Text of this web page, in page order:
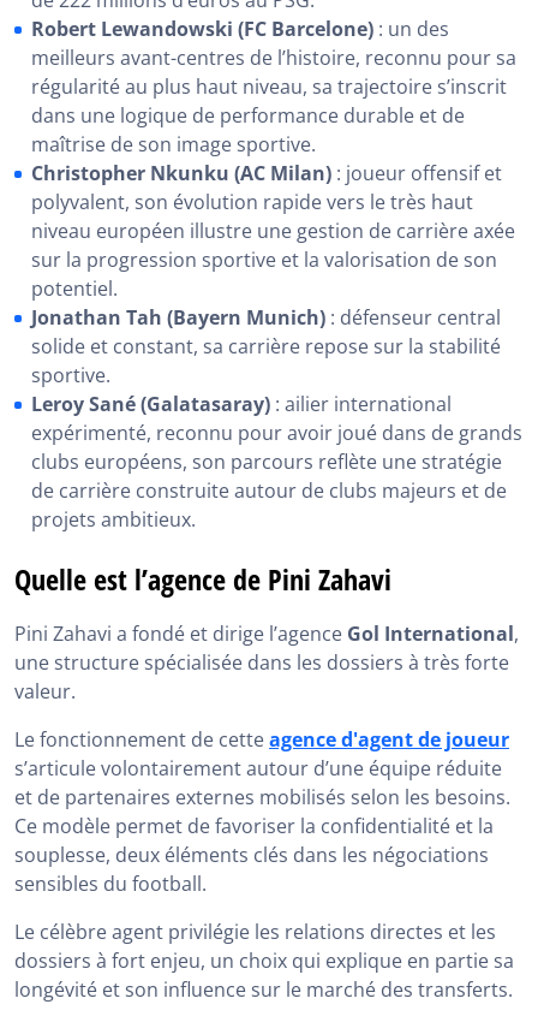
Robert Lewandowski (FC Barcelone) : un des
meilleurs avant-centres de l’histoire, reconnu pour sa
régularité au plus haut niveau, sa trajectoire s’inscrit
dans une logique de performance durable et de
maîtrise de son image sportive.
Christopher Nkunku (AC Milan) : joueur offensif et
polyvalent, son évolution rapide vers le très haut
niveau européen illustre une gestion de carrière axée
sur la progression sportive et la valorisation de son
potentiel.
Jonathan Tah (Bayern Munich) : défenseur central
solide et constant, sa carrière repose sur la stabilité
sportive.
Leroy Sané (Galatasaray) : ailier international
expérimenté, reconnu pour avoir joué dans de grands
clubs européens, son parcours reflète une stratégie
de carrière construite autour de clubs majeurs et de
projets ambitieux.
Quelle est l’agence de Pini Zahavi
Pini Zahavi a fondé et dirige l’agence Gol International,
une structure spécialisée dans les dossiers à très forte
valeur.
Le fonctionnement de cetteagence d'agent de joueur
s’articule volontairement autour d’une équipe réduite
et de partenaires externes mobilisés selon les besoins.
Ce modèle permet de favoriser la confidentialité et la
souplesse, deux éléments clés dans les négociations
sensibles du football.
Le célèbre agent privilégie les relations directes et les
dossiers à fort enjeu, un choix qui explique en partie sa
longévité et son influence sur le marché des transferts.